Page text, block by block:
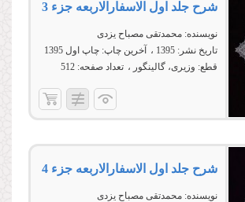
شرح جلد اول الاسفارالاربعه جزء 3
نویسنده: محمدتقی مصباح یزدی
تاریخ نشر: 1395 آخرین چاپ: چاپ اول 1395
قطع: وزیری، گالینگور تعداد صفحه: 512
شرح جلد اول الاسفارالاربعه جزء 4
نویسنده: محمدتقی مصباح یزدی